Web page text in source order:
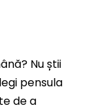
Nu știi
pensula
de a